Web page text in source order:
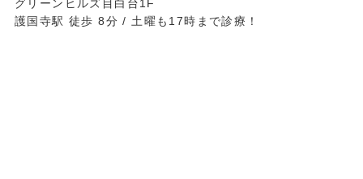
グリーンヒルズ目白台1F
護国寺駅 徒歩 8分 / 土曜も17時まで診療！